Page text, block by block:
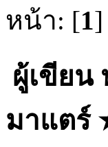
หน้า: [1]
ผู้เขียน
มาแตร์